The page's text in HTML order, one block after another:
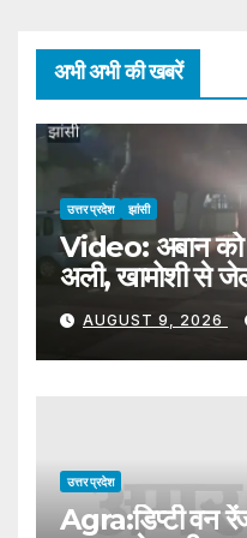
अभी अभी की खबरें
उत्तर प्रदेश झांसी
Video: अबान को
अली, खामोशी से
AUGUST 9, 2026
उत्तर प्रदेश
Agra:डिप्टी वन